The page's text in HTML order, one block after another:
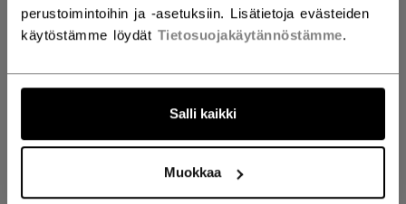
perustoimintoihin ja -asetuksiin. Lisätietoja evästeiden
käytöstämme löydät Tietosuojakäytännöstämme.
Salli kaikki
Muokkaa